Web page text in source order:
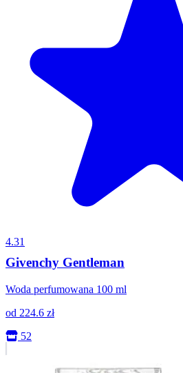
4.31
Givenchy Gentleman
Woda perfumowana 100 ml
od 224.6 zł
52